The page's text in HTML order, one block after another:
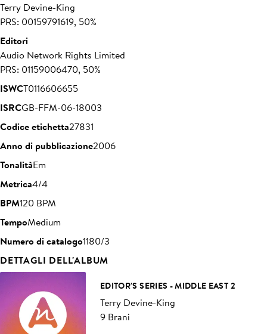
Terry Devine-King
PRS: 00159791619, 50%
Editori
Audio Network Rights Limited
PRS: 01159006470, 50%
ISWCT0116606655
ISRCGB-FFM-06-18003
Codice etichetta27831
Anno di pubblicazione2006
TonalitàEm
Metrica4/4
BPM120 BPM
TempoMedium
Numero di catalogo1180/3
DETTAGLI DELL'ALBUM
EDITOR'S SERIES - MIDDLE EAST 2
Terry Devine-King
9 Brani